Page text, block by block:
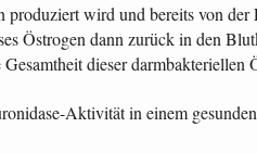
wird und bereits von
Östrogen dann zurück in den
dieser darmbakteriellen
Aktivität in einem